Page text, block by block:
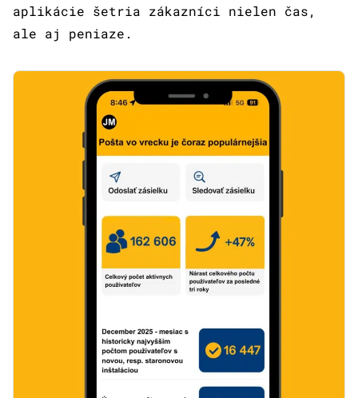
aplikácie šetria zákazníci nielen čas,
ale aj peniaze.